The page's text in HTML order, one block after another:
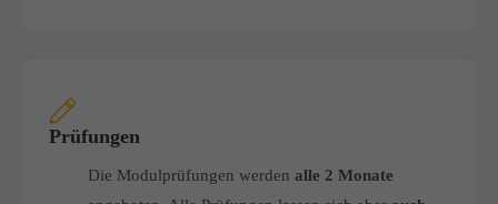
Prüfungen
Die Modulprüfungen werdenalle 2 Monate